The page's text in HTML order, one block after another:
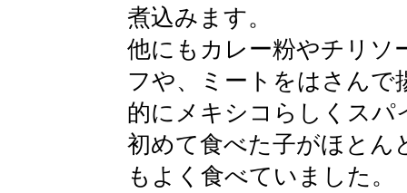
煮込みます。
他にもカレー粉やチリソ
フや、ミートをはさんで
的にメキシコらしくスパ
初めて食べた子がほとん
もよく食べていました。